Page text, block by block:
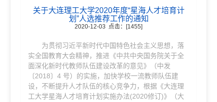
关于大连理工大学2020年度“星海人才培育计
划”人选推荐工作的通知
2020-12-03 点击：[1455]
为贯彻习近平新时代中国特色社会主义思想，落
实全国教育大会精神，推进《中共中央国务院关于全
面深化新时代教师队伍建设改革的意见》（中发
〔2018〕4 号）的实施，加快学校一流教师队伍建
设，不断提升人才队伍的核心竞争力，根据《大连理
工大学星海人才培育计划实施办法(2020修订)》（大